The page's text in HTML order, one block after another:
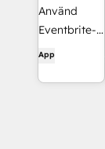
Använd
Eventbrite-
data för e-
arbetsflöden
App